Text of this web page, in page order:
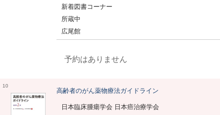
新着図書コーナー
所蔵中
広尾館
予約はありません
10
高齢者のがん薬物療法ガイドライン
日本臨床腫瘍学会 日本癌治療学会